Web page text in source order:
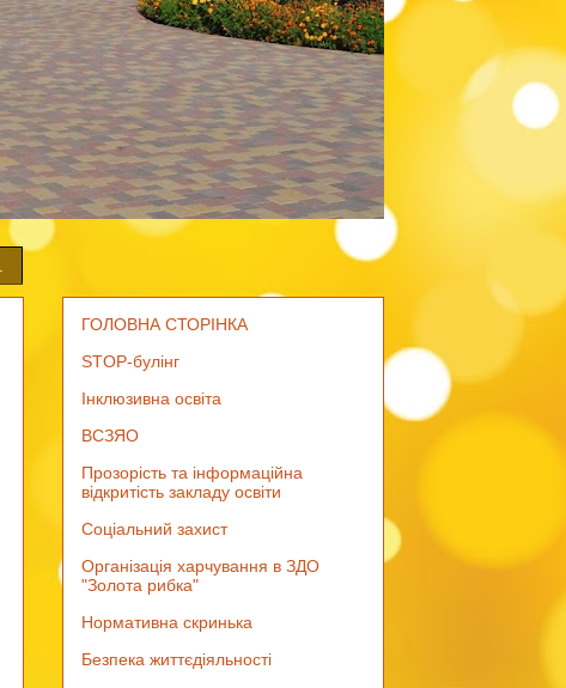
ГОЛОВНА СТОРІНКА
STOP-булінг
Інклюзивна освіта
ВСЗЯО
Прозорість та інформаційна
відкритість закладу освіти
Соціальний захист
Організація харчування в ЗДО
"Золота рибка"
Нормативна скринька
Безпека життєдіяльності